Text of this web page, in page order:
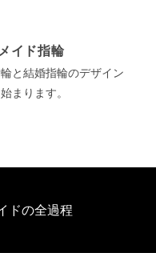
イド指輪
と結婚指輪のデザイン
まります。
ドの全過程